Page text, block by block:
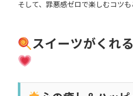
そして、罪悪感ゼロで楽しむコツ
スイーツがくれ